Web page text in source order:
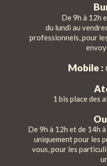
De 9h à 12h
du lundi au
professionnels, pour
Mobile :
1 bis place des
De 9h à 12h et de 14h
uniquement pour les
vous, pour les